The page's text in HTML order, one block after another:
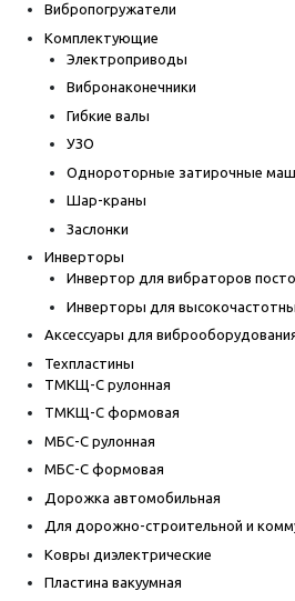
Вибропогружатели
Комплектующие
Электроприводы
Вибронаконечники
Гибкие валы
УЗО
Однороторные затирочные
Шар-краны
Заслонки
Инверторы
Инвертор для вибраторов
Инверторы для
Аксессуары для
Техпластины
ТМКЩ-С рулонная
ТМКЩ-С формовая
МБС-С рулонная
МБС-С формовая
Дорожка автомобильная
Для дорожно-строительной и
Ковры диэлектрические
Пластина вакуумная